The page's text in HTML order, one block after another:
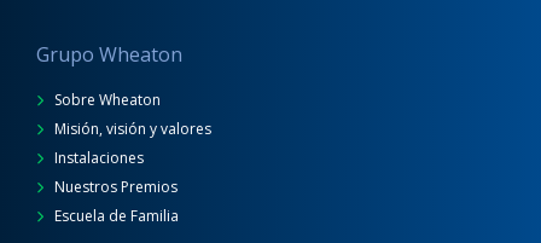
Grupo Wheaton
Sobre Wheaton
Misión, visión y valores
Instalaciones
Nuestros Premios
Escuela de Familia